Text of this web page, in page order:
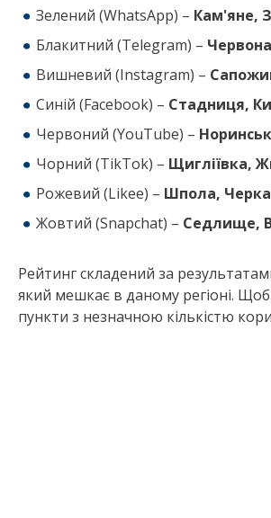
Зелений (WhatsApp) – Кам'яне,
Блакитний (Telegram) –
Вишневий (Instagram) –
Синій (Facebook) – Стадниця,
Червоний (YouTube) –
Чорний (TikTok) – Щигліївка,
Рожевий (Likee) – Шпола,
Жовтий (Snapchat) – Седлище,
Рейтинг складений за
який мешкає в даному регіоні.
пункти з незначною кількістю